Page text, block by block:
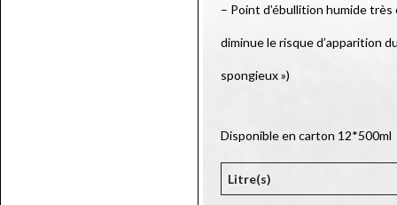
– Point d’ébullition humide
diminue le risque d’apparition
spongieux »)
Disponible en carton 12*500ml
Litre(s)